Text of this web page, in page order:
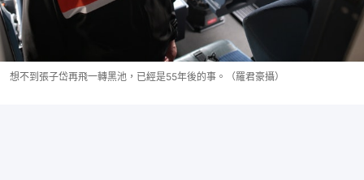
想不到張子岱再飛一轉黑池，已經是55年後的事。（羅君豪攝）